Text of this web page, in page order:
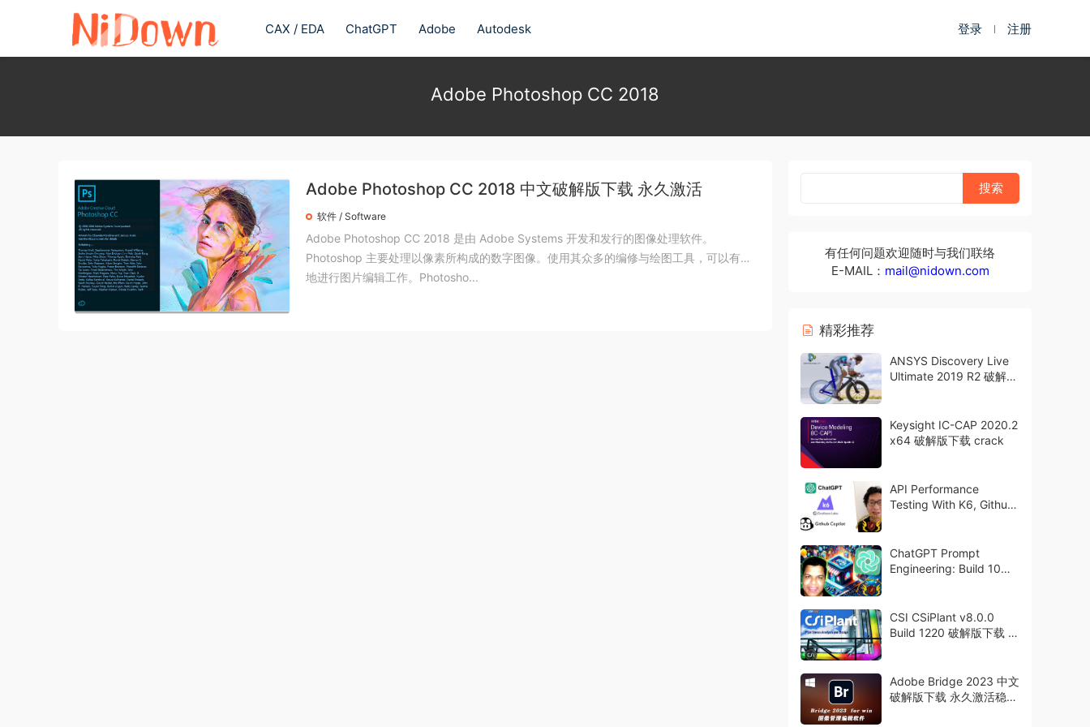
CAX / EDA ChatGPT Adobe Autodesk 登录 注册
Adobe Photoshop CC 2018
Adobe Photoshop CC 2018 中文破解版下载 永久激活
软件 / Software
Adobe Photoshop CC 2018 是由 Adobe Systems 开发和发行的图像处理软件。
Photoshop 主要处理以像素所构成的数字图像。使用其众多的编修与绘图工具，可以有效
地进行图片编辑工作。Photosho...
有任何问题欢迎随时与我们联络
E-MAIL： mail@nidown.com
精彩推荐
ANSYS Discovery Live
Ultimate 2019 R2 破解版
Keysight IC-CAP 2020.2
x64 破解版下载 crack
API Performance
Testing With K6, Github
ChatGPT Prompt
Engineering: Build 10
CSI CSiPlant v8.0.0
Build 1220 破解版下载 管
Adobe Bridge 2023 中文
破解版下载 永久激活稳定